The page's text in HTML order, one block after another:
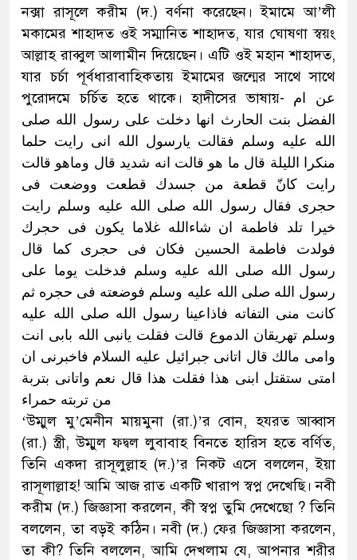
নক্সা রাসূলে করীম (দ.) বর্ণনা করেছেন। ইমামে আ’লী
মকামের শাহাদত ওই সম্মানিত শাহাদত, যার ঘোষণা স্বয়ং
আল্লাহ রাব্বুল আলামীন দিয়েছেন। এটি ওই মহান শাহাদত,
যার চর্চা পূর্বধারাবাহিকতায় ইমামের জন্মের সাথে সাথে
পুরোদমে চর্চিত হতে থাকে। হাদীসের ভাষায়- عن ام
الفضل بنت الحارث انها دخلت على رسول الله صلى
الله عليه وسلم فقالت يارسول الله انى رايت حلما
منكرا الليلة قال ما هو قالت انه شديد قال وماهو قالت
رايت كانّ قطعة من جسدك قطعت ووضعت فى
حجرى فقال رسول الله صلى الله عليه وسلم رايت
خيرا تلد فاطمة ان شاءالله غلاما يكون فى حجرك
فولدت فاطمة الحسين فكان فى حجرى كما قال
رسول الله صلى الله عليه وسلم فدخلت يوما على
رسول الله صلى الله عليه وسلم فوضعته فى حجره ثم
كانت منى التفاته فاذاعينا رسول الله صلى الله عليه
وسلم تهريقان الدموع قالت فقلت يانبى الله بابى انت
وامى مالك قال اتانى جبرائيل عليه السلام فاخبرنى ان
امتى ستقتل ابنى هذا فقلت هذا قال نعم واتانى بتربة
من تربته حمراء
‘উম্মুল মু’মেনীন মায়মুনা (রা.)’র বোন, হযরত আব্বাস
(রা.) স্ত্রী, উম্মুল ফদ্বল লুবাবাহ বিনতে হারিস হতে বর্ণিত,
তিনি একদা রাসূলুল্লাহ (দ.)’র নিকট এসে বললেন, ইয়া
রাসূলাল্লাহ! আমি আজ রাত একটি খারাপ স্বপ্ন দেখেছি। নবী
করীম (দ.) জিজ্ঞাসা করলেন, কী স্বপ্ন তুমি দেখেছো ? তিনি
বললেন, তা বড়ই কঠিন। নবী (দ.) ফের জিজ্ঞাসা করলেন,
তা কী? তিনি বললেন, আমি দেখলাম যে, আপনার শরীর